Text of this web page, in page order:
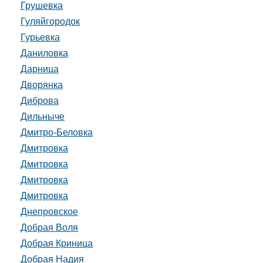
Грушевка
Гуляйгородок
Гурьевка
Даниловка
Дарница
Дворянка
Диброва
Дильныче
Дмитро-Беловка
Дмитровка
Дмитровка
Дмитровка
Дмитровка
Днепровское
Добрая Воля
Добрая Криница
Добрая Надия